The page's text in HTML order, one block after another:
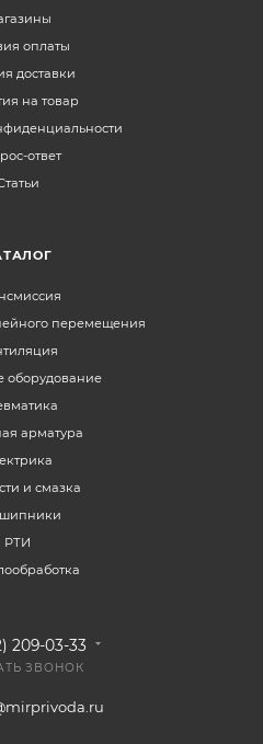
оплаты
доставки
на товар
ответ
перемещения
оборудование
арматура
и смазка
РТИ
209-03-33
ЗВОНОК